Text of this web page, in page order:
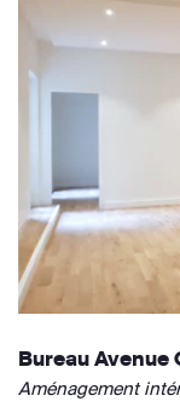
Bureau Avenue
Aménagement